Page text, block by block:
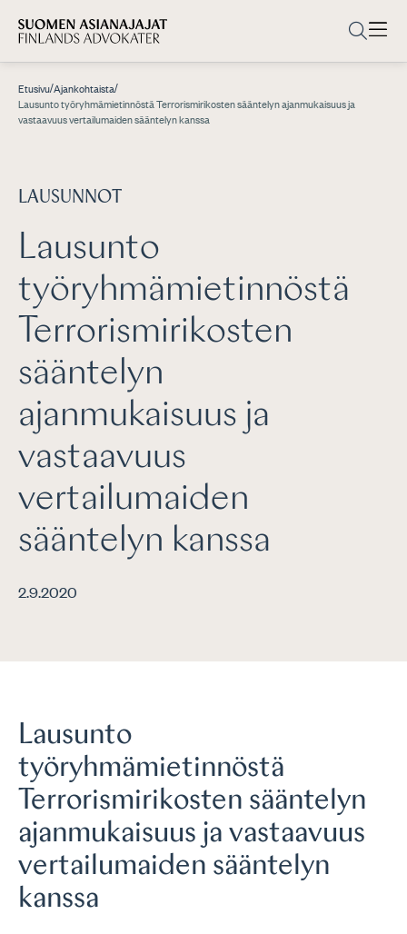
Etusivu/Ajankohtaista/
Lausunto työryhmämietinnöstä Terrorismirikosten sääntelyn ajanmukaisuus ja
vastaavuus vertailumaiden sääntelyn kanssa
LAUSUNNOT
Lausunto
työryhmämietinnöstä
Terrorismirikosten
sääntelyn
ajanmukaisuus ja
vastaavuus
vertailumaiden
sääntelyn kanssa
2.9.2020
Lausunto
työryhmämietinnöstä
Terrorismirikosten sääntelyn
ajanmukaisuus ja vastaavuus
vertailumaiden sääntelyn
kanssa